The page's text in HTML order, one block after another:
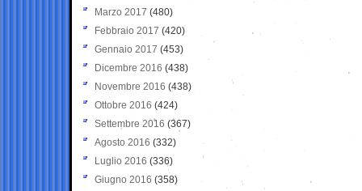
Marzo 2017 (480)
Febbraio 2017 (420)
Gennaio 2017 (453)
Dicembre 2016 (438)
Novembre 2016 (438)
Ottobre 2016 (424)
Settembre 2016 (367)
Agosto 2016 (332)
Luglio 2016 (336)
Giugno 2016 (358)